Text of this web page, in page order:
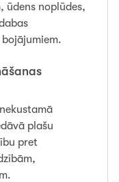
ūdens noplūdes,
plašu
pret